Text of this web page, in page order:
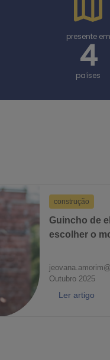
presente em
4
países
construção
Guincho de
escolher o
Outubro 2025
Ler artigo